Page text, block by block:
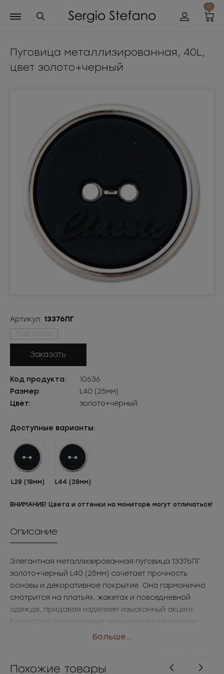
0
Пуговица металлизированная, 40L,
цвет золото+черный
Артикул: 13376ПГ
Под заказ
Заказать
Код продукта:
10636
Размер:
L40 (25мм)
Цвет:
золото+черный
Доступные варианты:
L28 (18мм) L44 (28мм)
ВНИМАНИЕ! Цвета и оттенки на мониторе могут отличаться!
Описание
Элегантная металлизированная пуговица 13376ПГ
золото+черный L40 (25мм) сочетает прочность
основы и декоративное покрытие. Она гармонично
смотрится на платьях, жакетах и повседневной
одежде, придавая изделиям изысканный акцент.
Благодаря современным технологиям нанесения
покрытия, такие пуговицы фурнитура оптом
• Размер: L40 (25мм)
Больше...
Похожие товары